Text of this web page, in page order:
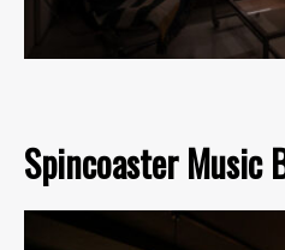
Spincoaster Music